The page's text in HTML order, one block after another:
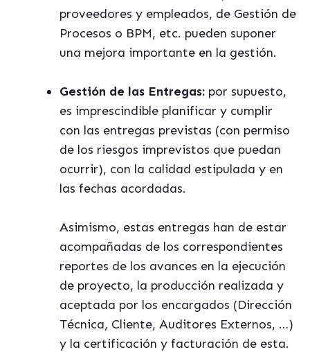
proveedores y empleados, de Gestión de
Procesos o BPM, etc. pueden suponer
una mejora importante en la gestión.
Gestión de las Entregas: por supuesto,
es imprescindible planificar y cumplir
con las entregas previstas (con permiso
de los riesgos imprevistos que puedan
ocurrir), con la calidad estipulada y en
las fechas acordadas.
Asimismo, estas entregas han de estar
acompañadas de los correspondientes
reportes de los avances en la ejecución
de proyecto, la producción realizada y
aceptada por los encargados (Dirección
Técnica, Cliente, Auditores Externos, …)
y la certificación y facturación de esta.